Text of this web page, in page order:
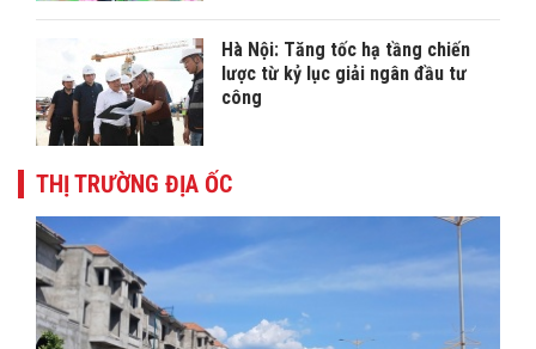
Hà Nội: Tăng tốc hạ tầng chiến
lược từ kỷ lục giải ngân đầu tư
công
THỊ TRƯỜNG ĐỊA ỐC